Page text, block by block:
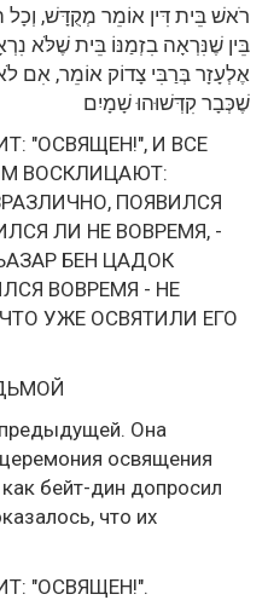
רֹאשׁ בֵּית דִּין אוֹמֵר מְקֻדָּשׁ,
בֵּין שֶׁנִּרְאָה בִזְמַנּוֹ בֵּית שֶׁלֹּא
אֶלְעָזָר בְּרַבִּי צָדוֹק אוֹמֵר, אִם
שֶׁכְּבָר קִדְּשׁוּהוּ שָׁמָיִם
"ОСВЯЩЕН!", И ВСЕ
ВОСКЛИЦАЮТ:
ПОЯВИЛСЯ
ЛИ НЕ ВОВРЕМЯ, -
БЕН ЦАДОК
ВОВРЕМЯ - НЕ
УЖЕ ОСВЯТИЛИ ЕГО
Она
освящения
бейт-дин допросил
что их
"ОСВЯЩЕН!".